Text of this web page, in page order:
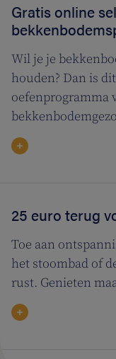
Gratis online
Wil je je
houden? Dan is
oefenprogramma
25 euro terug
Toe aan
het stoombad of
rust. Genieten